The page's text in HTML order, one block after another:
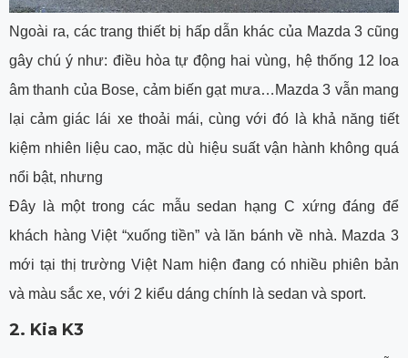
Ngoài ra, các trang thiết bị hấp dẫn khác của Mazda 3 cũng
gây chú ý như: điều hòa tự động hai vùng, hệ thống 12 loa
âm thanh của Bose, cảm biến gạt mưa…Mazda 3 vẫn mang
lại cảm giác lái xe thoải mái, cùng với đó là khả năng tiết
kiệm nhiên liệu cao, mặc dù hiệu suất vận hành không quá
nổi bật, nhưng
Đây là một trong các mẫu sedan hạng C xứng đáng để
khách hàng Việt “xuống tiền” và lăn bánh về nhà. Mazda 3
mới tại thị trường Việt Nam hiện đang có nhiều phiên bản
và màu sắc xe, với 2 kiểu dáng chính là sedan và sport.
2. Kia K3